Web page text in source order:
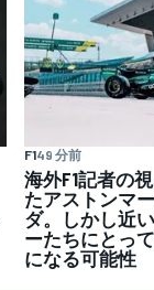
F149 分前
海外F1記者の
たアストンマ
ダ。しかし近
ーたちにとっ
になる可能性